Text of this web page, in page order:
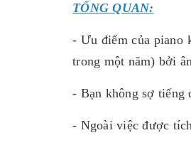
TỔNG QUAN:
- Ưu điểm của piano
trong một năm) bởi
- Bạn không sợ tiếng
- Ngoài việc được